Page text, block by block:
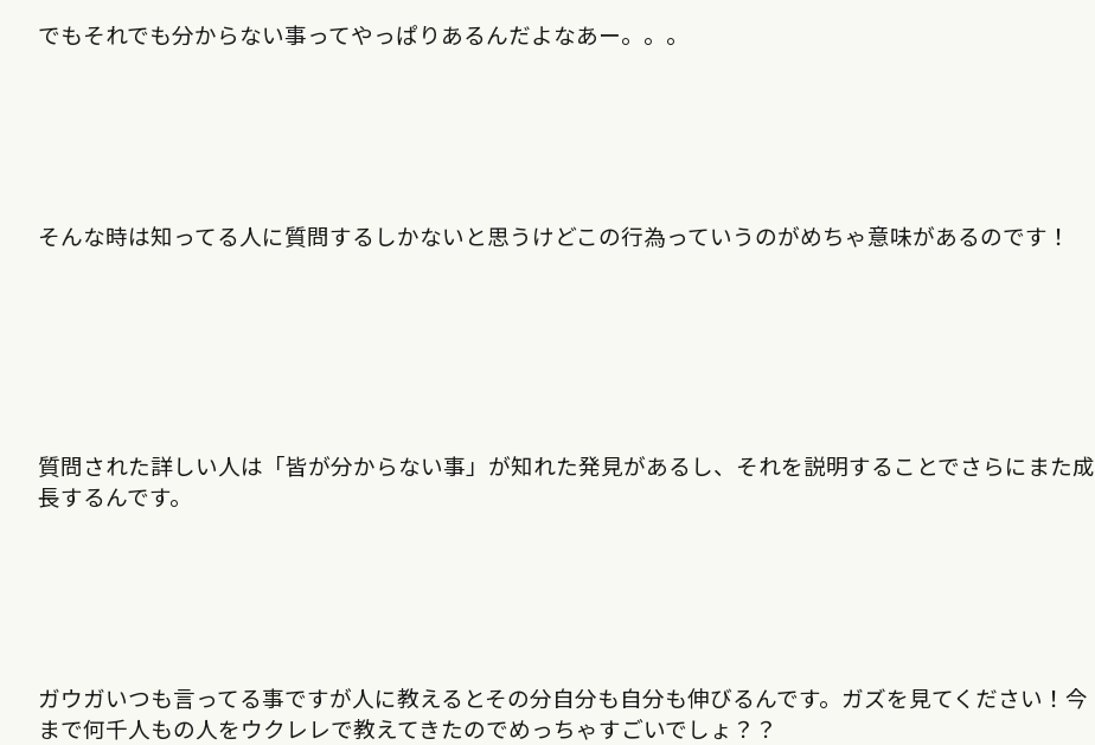
でもそれでも分からない事ってやっぱりあるんだよなあー。。。
そんな時は知ってる人に質問するしかないと思うけどこの行為っていうのがめちゃ意味があるのです！
質問された詳しい人は「皆が分からない事」が知れた発見があるし、それを説明することでさらにまた成
長するんです。
ガウガいつも言ってる事ですが人に教えるとその分自分も自分も伸びるんです。ガズを見てください！今
まで何千人もの人をウクレレで教えてきたのでめっちゃすごいでしょ？？